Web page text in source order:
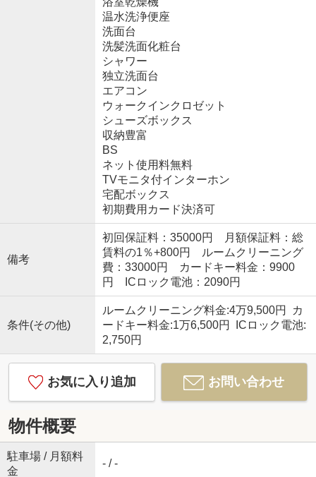
温水洗浄便座
洗面台
洗髪洗面化粧台
シャワー
独立洗面台
エアコン
ウォークインクロゼット
シューズボックス
収納豊富
BS
ネット使用料無料
TVモニタ付インターホン
宅配ボックス
初期費用カード決済可
備考
初回保証料：35000円 月額保証料：総
賃料の1％+800円 ルームクリーニング
費：33000円 カードキー料金：9900
円 ICロック電池：2090円
条件(その他)
ルームクリーニング料金:4万9,500円 カ
ードキー料金:1万6,500円 ICロック電池:
2,750円
お気に入り追加 お問い合わせ
物件概要
駐車場 / 月額料
金
- / -